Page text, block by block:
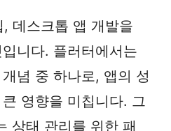
데스크톱 앱 개발을
니다. 플러터에서는
념 중 하나로, 앱의 성
영향을 미칩니다. 그
상태 관리를 위한 패